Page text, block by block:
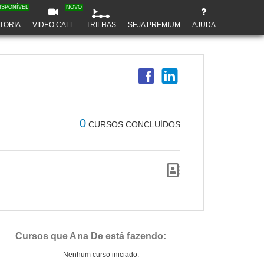
VIDEO CALL
NOVO
TRILHAS SEJA PREMIUM AJUDA
0 CURSOS CONCLUÍDOS
Cursos que Ana De está fazendo:
Nenhum curso iniciado.